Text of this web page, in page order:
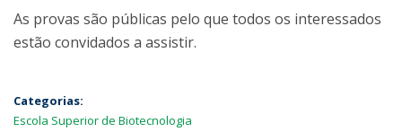
As provas são públicas pelo que todos os interessados
estão convidados a assistir.
Categorias:
Escola Superior de Biotecnologia